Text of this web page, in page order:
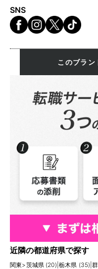
SNS
このブラン
近隣の都道府県で探す
関東>茨城県 (20) 栃木県 (35) |